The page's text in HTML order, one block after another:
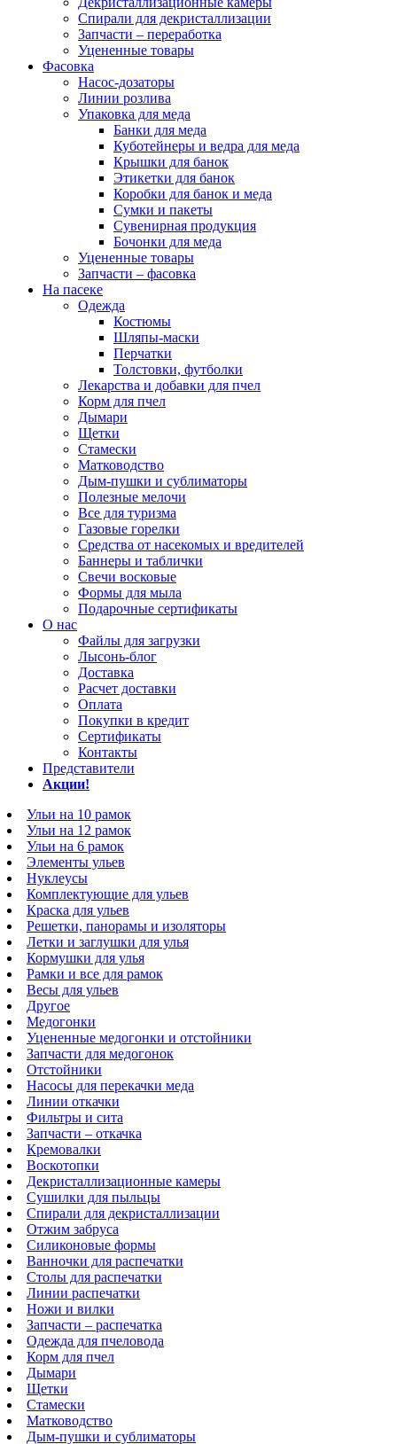
Спирали для декристаллизации
Запчасти – переработка
Уцененные товары
Фасовка
Насос-дозаторы
Линии розлива
Упаковка для меда
Банки для меда
Куботейнеры и ведра для меда
Крышки для банок
Этикетки для банок
Коробки для банок и меда
Сумки и пакеты
Сувенирная продукция
Бочонки для меда
Уцененные товары
Запчасти – фасовка
На пасеке
Одежда
Костюмы
Шляпы-маски
Перчатки
Толстовки, футболки
Лекарства и добавки для пчел
Корм для пчел
Дымари
Щетки
Стамески
Матководство
Дым-пушки и сублиматоры
Полезные мелочи
Все для туризма
Газовые горелки
Средства от насекомых и вредителей
Баннеры и таблички
Свечи восковые
Формы для мыла
Подарочные сертификаты
О нас
Файлы для загрузки
Лысонь-блог
Доставка
Расчет доставки
Оплата
Покупки в кредит
Сертификаты
Контакты
Представители
Акции!
Ульи на 10 рамок
Ульи на 12 рамок
Ульи на 6 рамок
Элементы ульев
Нуклеусы
Комплектующие для ульев
Краска для ульев
Решетки, панорамы и изоляторы
Летки и заглушки для улья
Кормушки для улья
Рамки и все для рамок
Весы для ульев
Другое
Медогонки
Уцененные медогонки и отстойники
Запчасти для медогонок
Отстойники
Насосы для перекачки меда
Линии откачки
Фильтры и сита
Запчасти – откачка
Кремовалки
Воскотопки
Декристаллизационные камеры
Сушилки для пыльцы
Спирали для декристаллизации
Отжим забруса
Силиконовые формы
Ванночки для распечатки
Столы для распечатки
Линии распечатки
Ножи и вилки
Запчасти – распечатка
Одежда для пчеловода
Корм для пчел
Дымари
Щетки
Стамески
Матководство
Дым-пушки и сублиматоры